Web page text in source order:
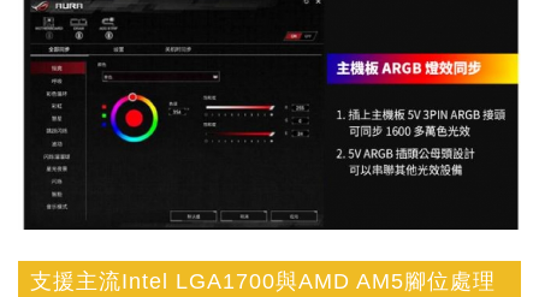
支援主流Intel LGA1700與AMD AM5腳位處理